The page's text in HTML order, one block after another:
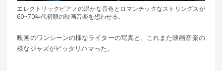
エレクトリックピアノの温かな音色とロマンチックなストリングスが
60~70年代初頭の映画音楽を想わせる。
映画のワンシーンの様なライターの写真と、これまた映画音楽の
様なジャズがピッタリハマった。